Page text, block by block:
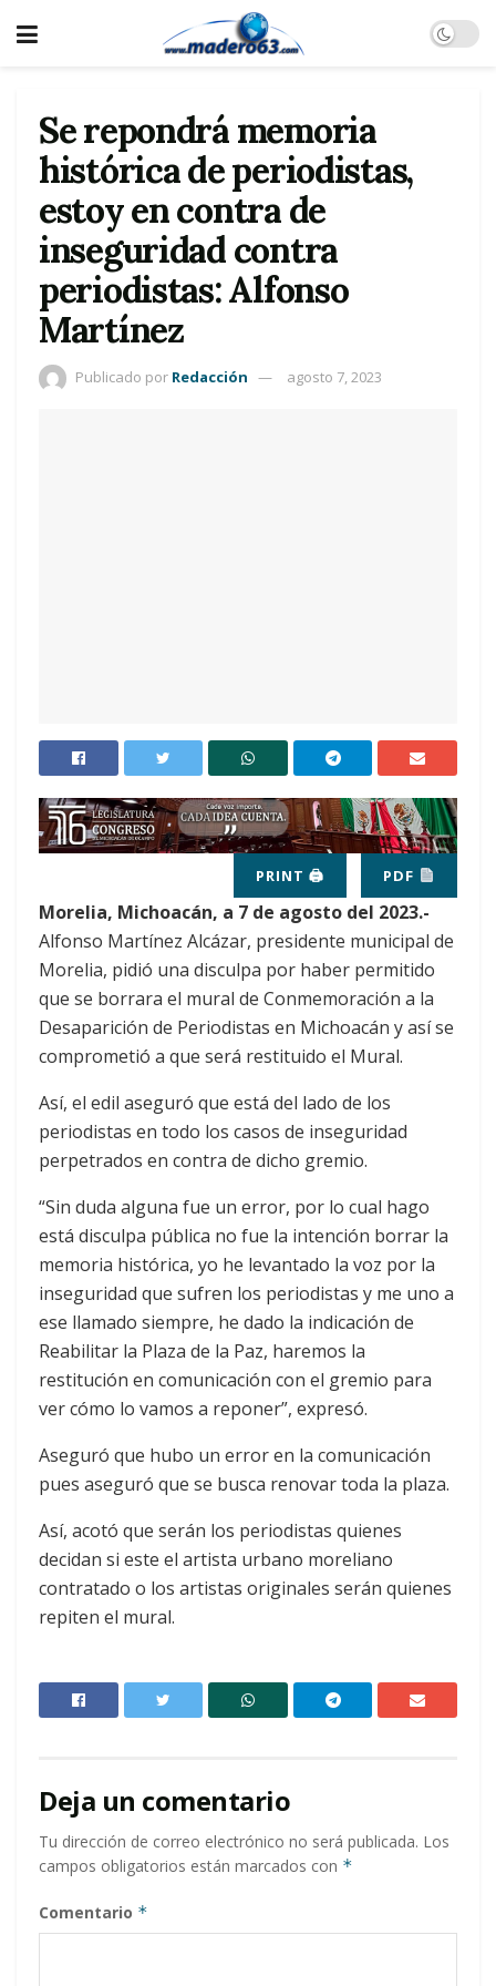
Se repondrá memoria
histórica de periodistas,
estoy en contra de
inseguridad contra
periodistas: Alfonso
Martínez
Publicado por Redacción agosto 7, 2023
PRINT 🖨 PDF
Morelia, Michoacán, a 7 de agosto del 2023.-
Alfonso Martínez Alcázar, presidente municipal de
Morelia, pidió una disculpa por haber permitido
que se borrara el mural de Conmemoración a la
Desaparición de Periodistas en Michoacán y así se
comprometió a que será restituido el Mural.
Así, el edil aseguró que está del lado de los
periodistas en todo los casos de inseguridad
perpetrados en contra de dicho gremio.
“Sin duda alguna fue un error, por lo cual hago
está disculpa pública no fue la intención borrar la
memoria histórica, yo he levantado la voz por la
inseguridad que sufren los periodistas y me uno a
ese llamado siempre, he dado la indicación de
Reabilitar la Plaza de la Paz, haremos la
restitución en comunicación con el gremio para
ver cómo lo vamos a reponer”, expresó.
Aseguró que hubo un error en la comunicación
pues aseguró que se busca renovar toda la plaza.
Así, acotó que serán los periodistas quienes
decidan si este el artista urbano moreliano
contratado o los artistas originales serán quienes
repiten el mural.
Deja un comentario
Tu dirección de correo electrónico no será publicada. Los
campos obligatorios están marcados con *
Comentario *